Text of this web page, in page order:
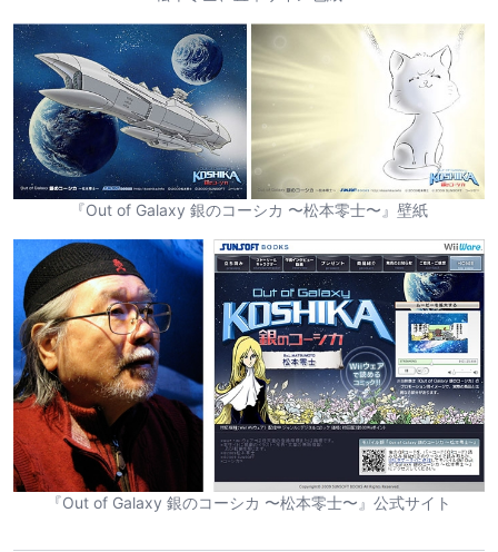
『Out of Galaxy 銀のコーシカ 〜松本零士〜』壁紙
『Out of Galaxy 銀のコーシカ 〜松本零士〜』公式サイト